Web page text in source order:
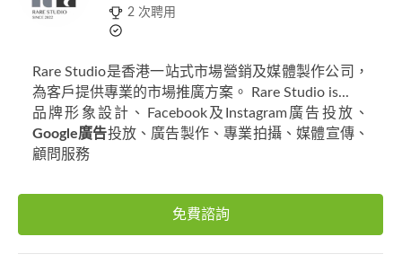
2 次聘用
Rare Studio是香港一站式市場營銷及媒體製作公司，
為客戶提供專業的市場推廣方案。 Rare Studio is...
品牌形象設計、Facebook及Instagram廣告投放、
Google廣告投放、廣告製作、專業拍攝、媒體宣傳、
顧問服務
免費諮詢